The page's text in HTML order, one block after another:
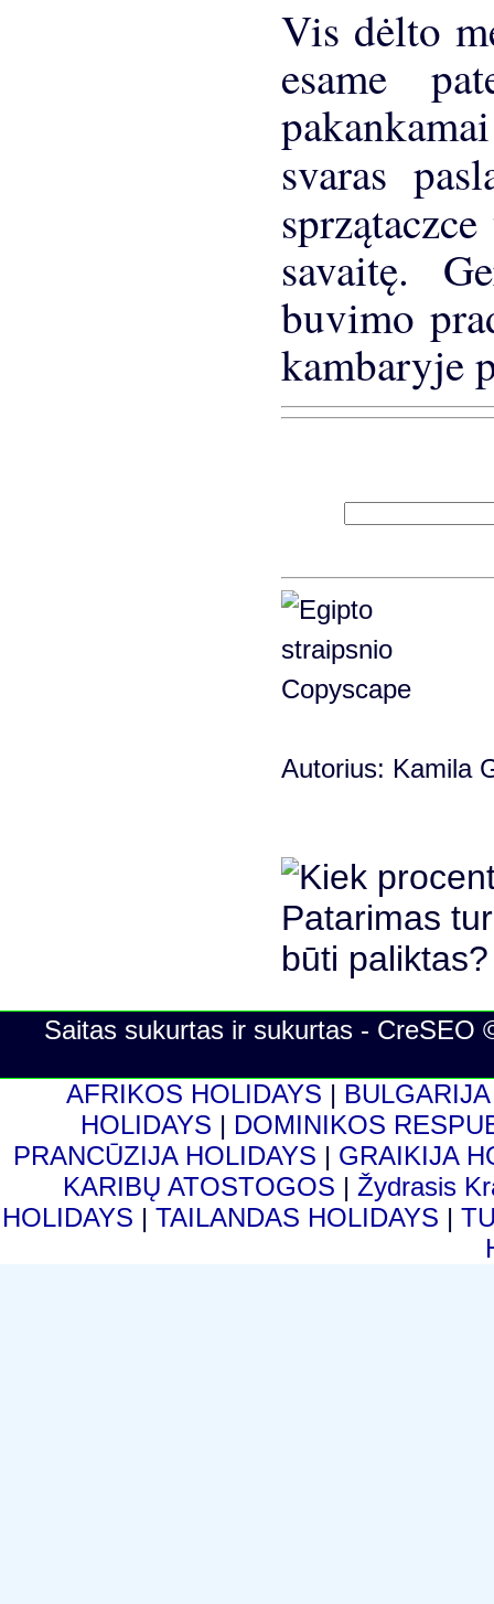
Vis dėlto
esame
svaras
savaitę.
buvimo
kambaryje
Autorius: Kamila
Saitas sukurtas ir sukurtas -
AFRIKOS HOLIDAYS |
HOLIDAYS | DOMINIKOS
PRANCŪZIJA HOLIDAYS | GRAIKIJA
KARIBŲ ATOSTOGOS |Žydrasis
HOLIDAYS |TAILANDAS HOLIDAYS |